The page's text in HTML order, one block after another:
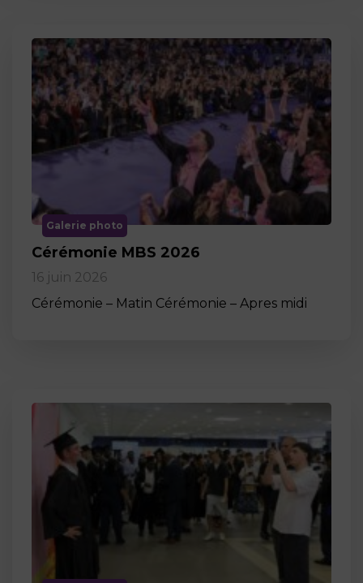
Galerie photo
Cérémonie MBS 2026
16 juin 2026
Cérémonie – Matin Cérémonie – Apres midi